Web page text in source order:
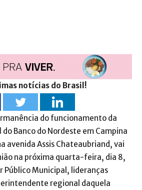
notícias do Brasil!
do funcionamento da
Banco do Nordeste em Campina
avenida Assis Chateaubriand, vai
na próxima quarta-feira, dia 8,
Público Municipal, lideranças
regional daquela